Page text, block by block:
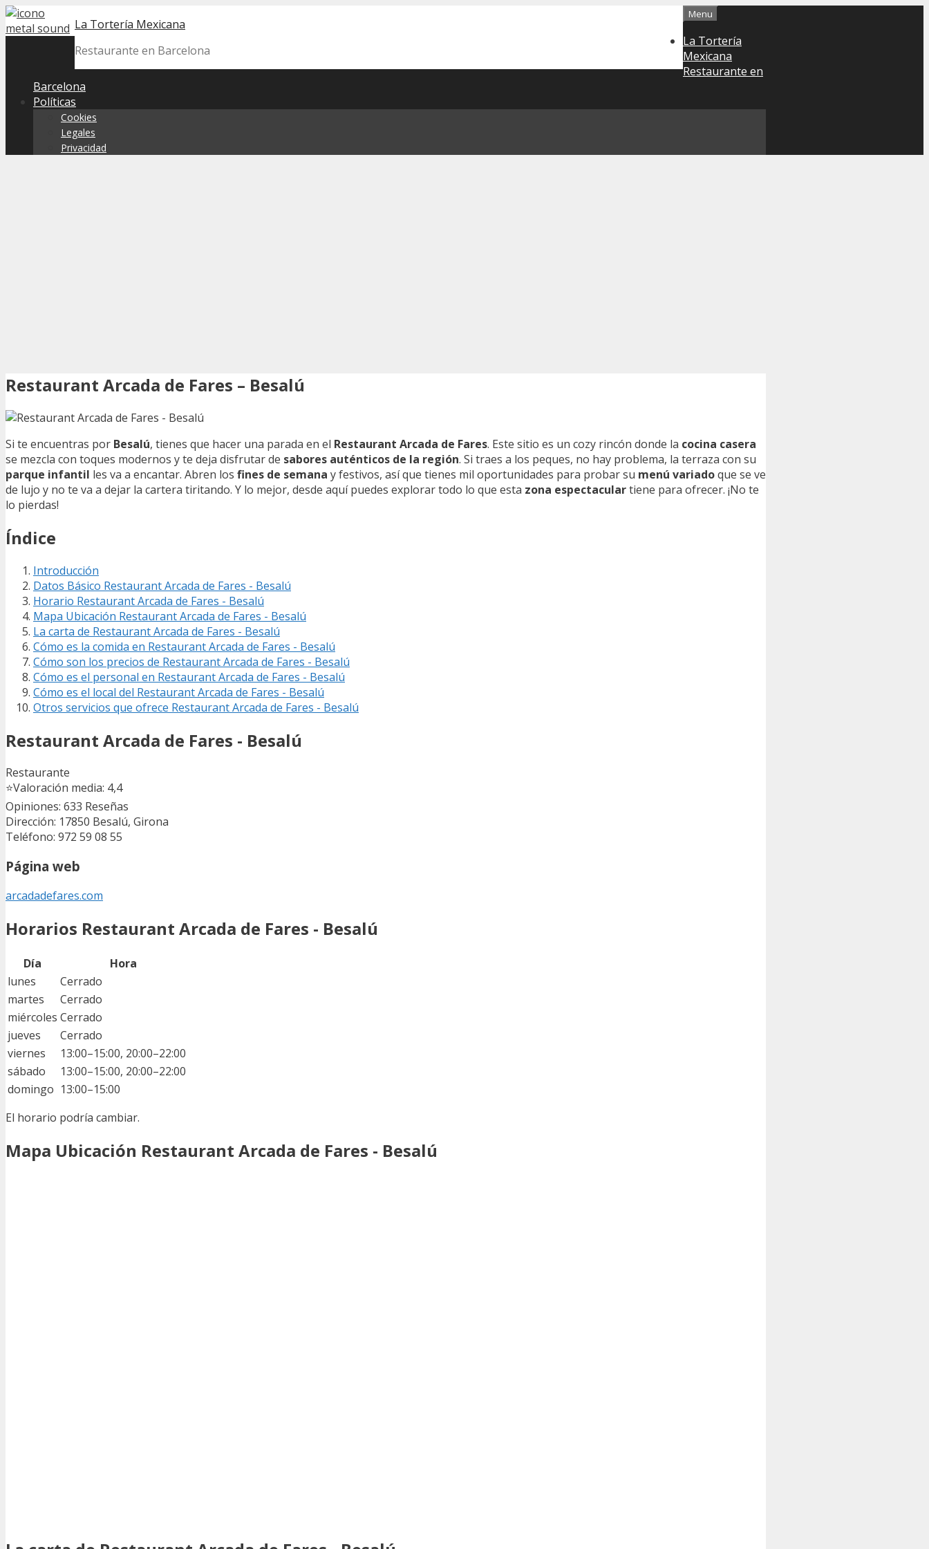
Skip
to
La Tortería Mexicana
Restaurante en Barcelona
Menu
La Tortería
Mexicana
Restaurante en
Barcelona
Políticas
Cookies
Legales
Privacidad
Restaurant Arcada de Fares – Besalú
Si te encuentras por Besalú, tienes que hacer una parada en el Restaurant Arcada de Fares. Este sitio es un cozy rincón donde la cocina casera
se mezcla con toques modernos y te deja disfrutar de sabores auténticos de la región. Si traes a los peques, no hay problema, la terraza con su
parque infantil les va a encantar. Abren los fines de semana y festivos, así que tienes mil oportunidades para probar su menú variadoque se ve
de lujo y no te va a dejar la cartera tiritando. Y lo mejor, desde aquí puedes explorar todo lo que esta zona espectaculartiene para ofrecer. ¡No te
lo pierdas!
Índice
Introducción
Datos Básico Restaurant Arcada de Fares - Besalú
Horario Restaurant Arcada de Fares - Besalú
Mapa Ubicación Restaurant Arcada de Fares - Besalú
La carta de Restaurant Arcada de Fares - Besalú
Cómo es la comida en Restaurant Arcada de Fares - Besalú
Cómo son los precios de Restaurant Arcada de Fares - Besalú
Cómo es el personal en Restaurant Arcada de Fares - Besalú
Cómo es el local del Restaurant Arcada de Fares - Besalú
Otros servicios que ofrece Restaurant Arcada de Fares - Besalú
Restaurant Arcada de Fares - Besalú
Restaurante
⭐Valoración media: 4,4
Opiniones: 633 Reseñas
Dirección: 17850 Besalú, Girona
Teléfono: 972 59 08 55
Página web
arcadadefares.com
Horarios Restaurant Arcada de Fares - Besalú
Día
Hora
lunes
Cerrado
martes
Cerrado
miércoles Cerrado
jueves
Cerrado
viernes
13:00–15:00, 20:00–22:00
sábado
13:00–15:00, 20:00–22:00
domingo 13:00–15:00
El horario podría cambiar.
Mapa Ubicación Restaurant Arcada de Fares - Besalú